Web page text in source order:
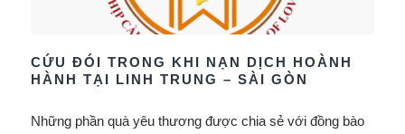
CỨU ĐÓI TRONG KHI NẠN DỊCH HOÀNH
HÀNH TẠI LINH TRUNG – SÀI GÒN
Những phần quà yêu thương được chia sẻ với đồng bào